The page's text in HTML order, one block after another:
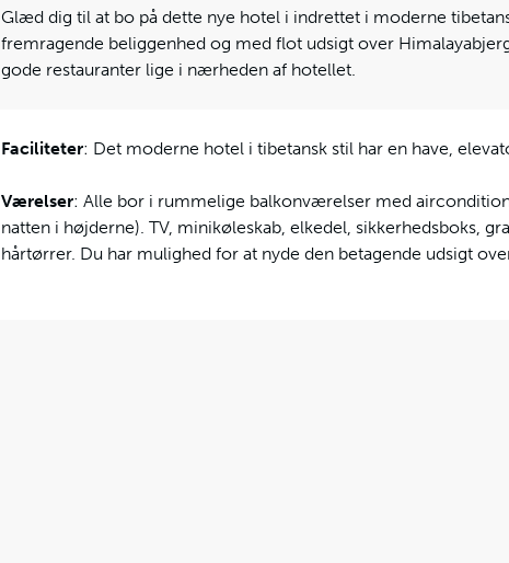
Glæd dig til at bo på dette nye hotel i indrettet i moderne
fremragende beliggenhed og med flot udsigt over
gode restauranter lige i nærheden af hotellet.
Faciliteter: Det moderne hotel i tibetansk stil har en have,
Værelser: Alle bor i rummelige balkonværelser med
natten i højderne). TV, minikøleskab, elkedel, sikkerhedsboks,
hårtørrer. Du har mulighed for at nyde den betagende udsigt